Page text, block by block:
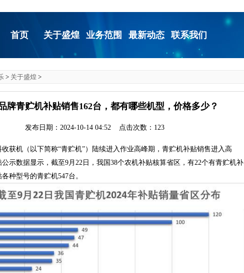
首页 关于盛煌 业务范围 最新动态 联系我们
> 关于盛煌 >
牌青贮机补贴销售162台，都有哪些机型，价格多少？
发布日期：2024-10-14 04:52 点击次数：123
获机（以下简称“青贮机”）陆续进入作业高峰期，青贮机补贴销售进入高
示数据显示，截至9月22日，我国38个农机补贴核算省区，有22个有青贮机补
种型号的青贮机547台。